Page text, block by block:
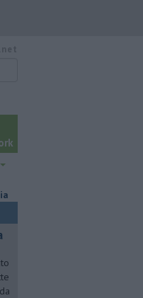
Cinghiale si rinfresca con un